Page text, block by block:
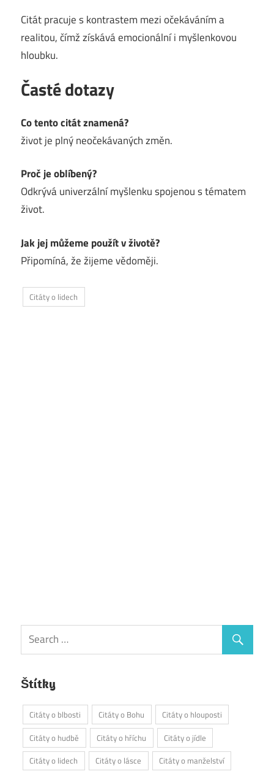
Citát pracuje s kontrastem mezi očekáváním a
realitou, čímž získává emocionální i myšlenkovou
hloubku.
Časté dotazy
Co tento citát znamená?
život je plný neočekávaných změn.
Proč je oblíbený?
Odkrývá univerzální myšlenku spojenou s tématem
život.
Jak jej můžeme použít v životě?
Připomíná, že žijeme vědoměji.
Citáty o lidech
Štítky
Citáty o blbosti Citáty o Bohu
Citáty o hlouposti
Citáty o hudbě
Citáty o hříchu
Citáty o jídle
Citáty o lidech
Citáty o lásce Citáty o manželství